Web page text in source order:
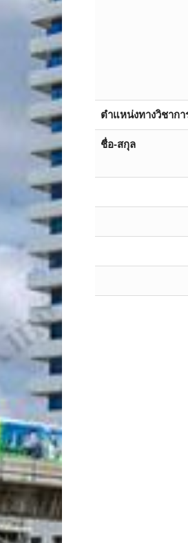
ตำแหน่งทางวิชากา
ชื่อ-สกุล